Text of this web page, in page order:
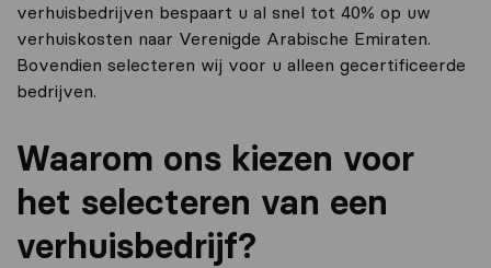
verhuisbedrijven bespaart u al snel tot 40% op uw
verhuiskosten naar Verenigde Arabische Emiraten.
Bovendien selecteren wij voor u alleen gecertificeerde
bedrijven.
Waarom ons kiezen voor
het selecteren van een
verhuisbedrijf?